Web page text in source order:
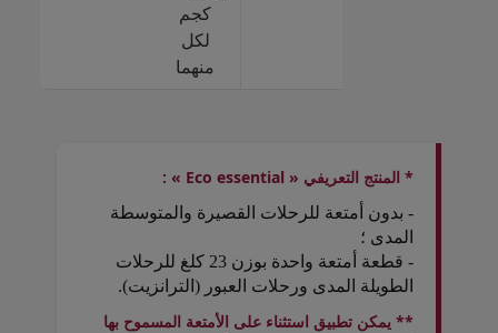
كجم
لكل
منهما
* المنتج التعريفي « Eco essential » :
- بدون أمتعة للرحلات القصيرة والمتوسطة
المدى ؛
- قطعة أمتعة واحدة بوزن 23 كلغ للرحلات
الطويلة المدى ورحلات العبور (الترانزيت).
** يمكن تطبيق استثناء على الأمتعة المسموح بها